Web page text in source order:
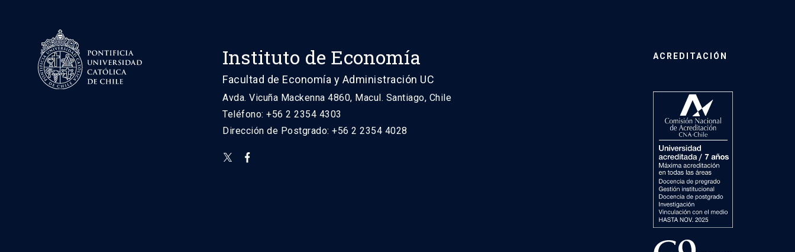
Instituto de Economía
Facultad de Economía y Administración UC
Avda. Vicuña Mackenna 4860, Macul. Santiago, Chile
Teléfono: +56 2 2354 4303
Dirección de Postgrado: +56 2 2354 4028
ACREDITACIÓN